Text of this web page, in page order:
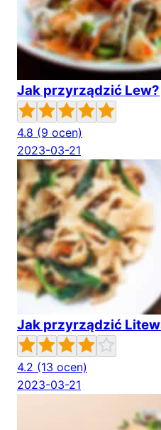
Jak przyrządzić Lew?
4.8 (9 ocen)
2023-03-21
Jak przyrządzić
4.2 (13 ocen)
2023-03-21